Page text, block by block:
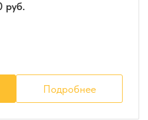
руб.
Подробнее